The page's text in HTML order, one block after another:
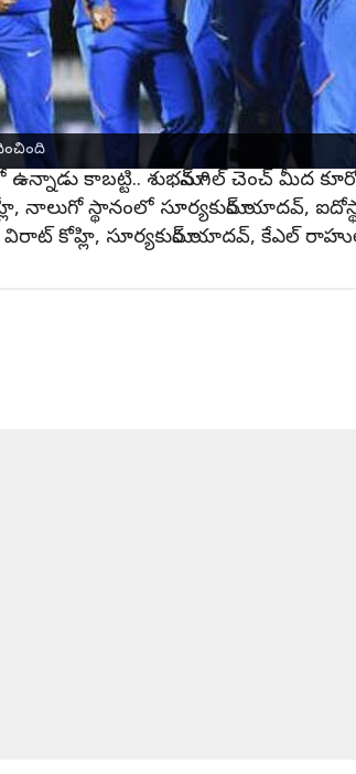
టీమిండియా ప్రాబబుల్ ప్లేయింగ్
కోహ్లీ, కేఎల్ రాహుల్, బుమ్రా, షమీ
కాబట్టి.. శుభమాన్ గిల్ చెంచ్ మీద
నాలుగో స్థానంలో సూర్యకుమార్ యాదవ్,
కోహ్లి, సూర్యకుమార్ యాదవ్, కేఎల్ రాహుల్